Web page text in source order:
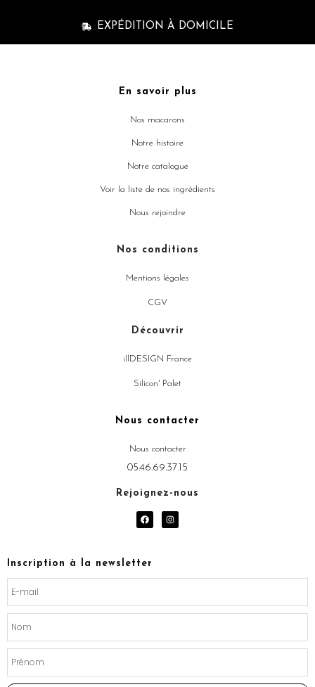
EXPÉDITION À DOMICILE
En savoir plus
Nos macarons
Notre histoire
Notre catalogue
Voir la liste de nos ingrédients
Nous rejoindre
Nos conditions
Mentions légales
CGV
Découvrir
illDESIGN France
Silicon' Palet
Nous contacter
Nous contacter
05.46.69.37.15
Rejoignez-nous
F
a
o
I
n
Inscription à la newsletter